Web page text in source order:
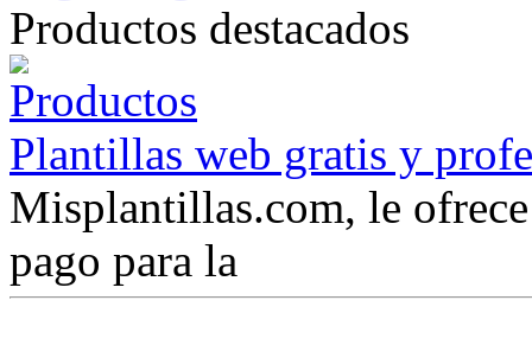
Productos destacados
Plantillas web gratis y
Misplantillas.com, le
pago para la